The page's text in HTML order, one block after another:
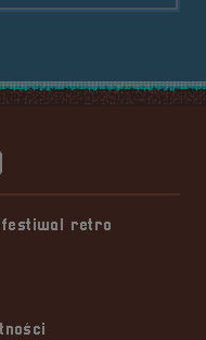
festiwal retro